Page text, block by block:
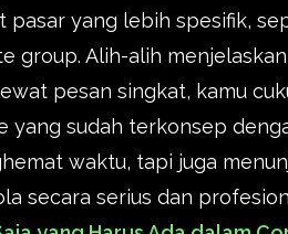
pasar yang lebih spesifik,
group. Alih-alih
pesan singkat, kamu
yang sudah terkonsep
waktu, tapi juga
secara serius dan